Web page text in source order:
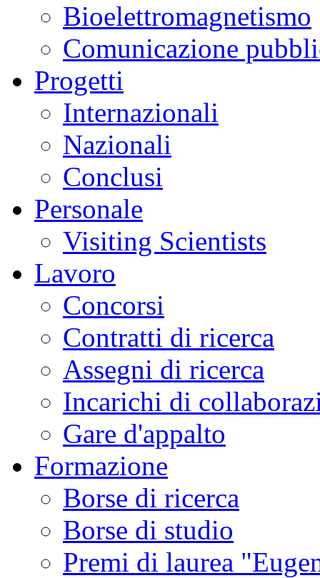
Bioelettromagnetismo
Comunicazione
Progetti
Internazionali
Nazionali
Conclusi
Personale
Visiting Scientists
Lavoro
Concorsi
Contratti di ricerca
Assegni di ricerca
Incarichi di
Gare d'appalto
Formazione
Borse di ricerca
Borse di studio
Premi di laurea